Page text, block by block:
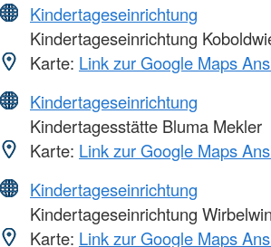
Kindertageseinrichtung
Kindertageseinrichtung
Karte: Link zur Google Maps
Kindertageseinrichtung
Kindertagesstätte Bluma Mekler
Karte: Link zur Google Maps
Kindertageseinrichtung
Kindertageseinrichtung
Karte: Link zur Google Maps